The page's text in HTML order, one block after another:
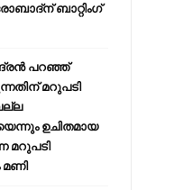
ബാറ്റിംഗ്
പറഞ്ഞ്
മറുപടി
ഉചിതമായ
മറുപടി